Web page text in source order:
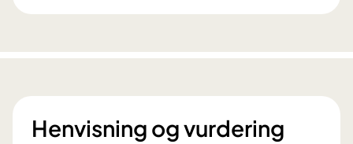
Henvisning og vurdering